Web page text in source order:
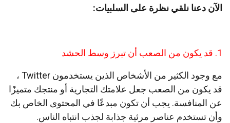
الآن دعنا نلقي نظرة على السلبيات:
1. قد يكون من الصعب أن تبرز وسط الحشد
مع وجود الكثير من الأشخاص الذين يستخدمون Twitter ،
قد يكون من الصعب جعل علامتك التجارية أو منتجك متميزًا
عن المنافسة. يجب أن تكون مبدعًا في المحتوى الخاص بك
وأن تستخدم عناصر مرئية جذابة لجذب انتباه الناس.